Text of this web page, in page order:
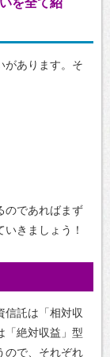
があります。そ
のであればまず
きましょう！
信託は「相対収
「絶対収益」型
ので、それぞれ